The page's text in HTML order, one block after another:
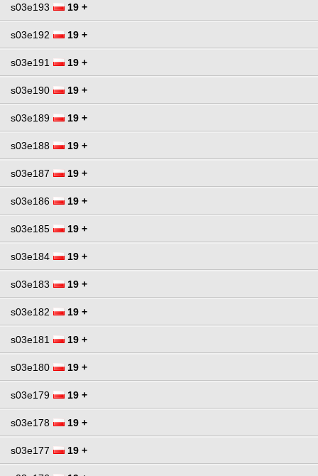
s03e193 19 +
s03e192 19 +
s03e191 19 +
s03e190 19 +
s03e189 19 +
s03e188 19 +
s03e187 19 +
s03e186 19 +
s03e185 19 +
s03e184 19 +
s03e183 19 +
s03e182 19 +
s03e181 19 +
s03e180 19 +
s03e179 19 +
s03e178 19 +
s03e177 19 +